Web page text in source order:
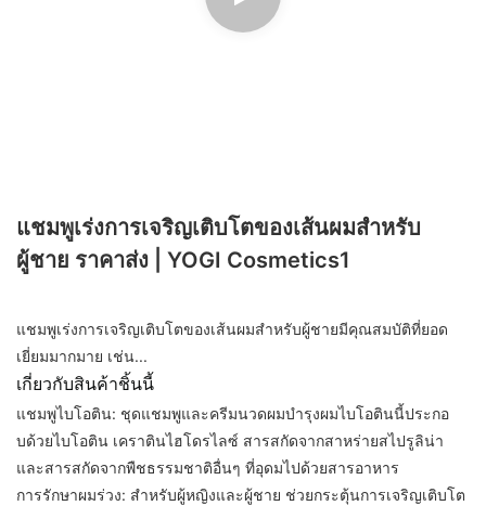
แชมพูเร่งการเจริญเติบโตของเส้นผมสำหรับ
ผู้ชาย ราคาส่ง | YOGI Cosmetics1
แชมพูเร่งการเจริญเติบโตของเส้นผมสำหรับผู้ชายมีคุณสมบัติที่ยอด
เยี่ยมมากมาย เช่น...
เกี่ยวกับสินค้าชิ้นนี้
แชมพูไบโอติน: ชุดแชมพูและครีมนวดผมบำรุงผมไบโอตินนี้ประกอ
บด้วยไบโอติน เคราตินไฮโดรไลซ์ สารสกัดจากสาหร่ายสไปรูลิน่า
และสารสกัดจากพืชธรรมชาติอื่นๆ ที่อุดมไปด้วยสารอาหาร
การรักษาผมร่วง: สำหรับผู้หญิงและผู้ชาย ช่วยกระตุ้นการเจริญเติบโต